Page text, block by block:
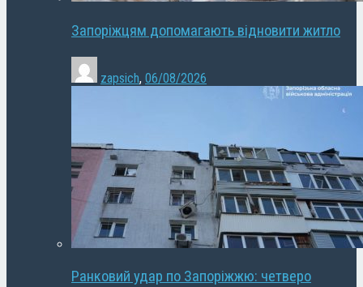
Запоріжцям допомагають відновити житло
zapsich, 06/08/2026
Ранковий удар по Запоріжжю: четверо